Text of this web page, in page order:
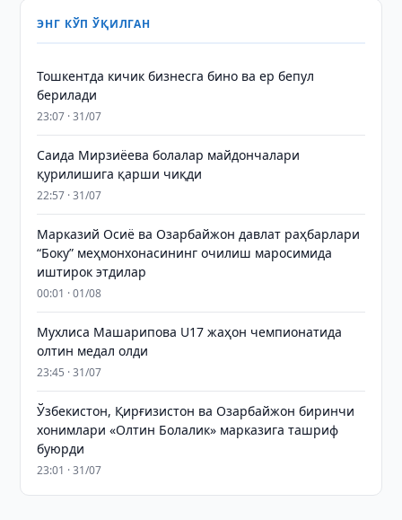
ЭНГ КЎП ЎҚИЛГАН
Тошкентда кичик бизнесга бино ва ер бепул
берилади
23:07 · 31/07
Саида Мирзиёева болалар майдончалари
қурилишига қарши чиқди
22:57 · 31/07
Марказий Осиё ва Озарбайжон давлат раҳбарлари
“Боку” меҳмонхонасининг очилиш маросимида
иштирок этдилар
00:01 · 01/08
Мухлиса Машарипова U17 жаҳон чемпионатида
олтин медал олди
23:45 · 31/07
Ўзбекистон, Қирғизистон ва Озарбайжон биринчи
хонимлари «Олтин Болалик» марказига ташриф
буюрди
23:01 · 31/07